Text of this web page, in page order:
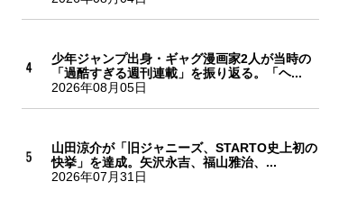
少年ジャンプ出身・ギャグ漫画家2人が当時の
「過酷すぎる週刊連載」を振り返る。「ヘ...
2026年08月05日
山田涼介が「旧ジャニーズ、STARTO史上初の
快挙」を達成。矢沢永吉、福山雅治、...
2026年07月31日